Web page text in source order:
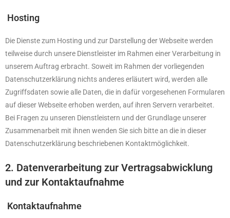
Hosting
Die Dienste zum Hosting und zur Darstellung der Webseite werden
teilweise durch unsere Dienstleister im Rahmen einer Verarbeitung in
unserem Auftrag erbracht. Soweit im Rahmen der vorliegenden
Datenschutzerklärung nichts anderes erläutert wird, werden alle
Zugriffsdaten sowie alle Daten, die in dafür vorgesehenen Formularen
auf dieser Webseite erhoben werden, auf ihren Servern verarbeitet.
Bei Fragen zu unseren Dienstleistern und der Grundlage unserer
Zusammenarbeit mit ihnen wenden Sie sich bitte an die in dieser
Datenschutzerklärung beschriebenen Kontaktmöglichkeit.
2. Datenverarbeitung zur Vertragsabwicklung
und zur Kontaktaufnahme
Kontaktaufnahme